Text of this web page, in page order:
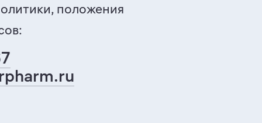
положения